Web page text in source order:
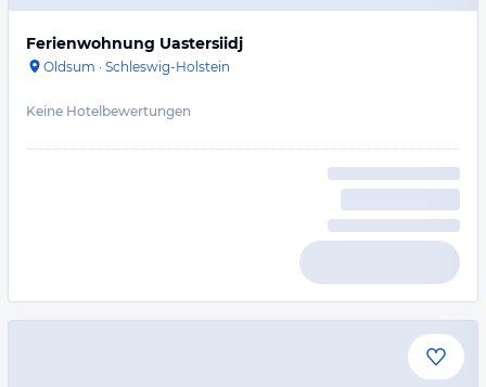
Ferienwohnung Uastersiidj
Oldsum · Schleswig-Holstein
Keine Hotelbewertungen